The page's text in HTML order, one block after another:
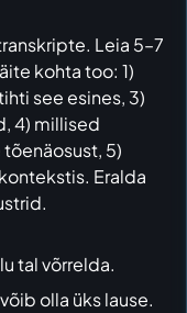
Leia 5–7
kohta too: 1)
see esines, 3)
4) millised
5)
Eralda
tal võrrelda.
olla üks lause.